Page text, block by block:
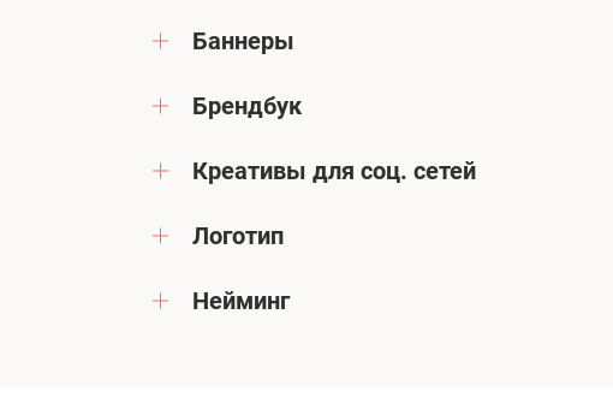
Баннеры
Брендбук
Креативы для соц. сетей
Логотип
Нейминг